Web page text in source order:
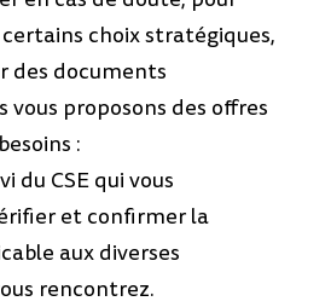
choix stratégiques,
des documents
vous proposons des offres
:
du CSE qui vous
et confirmer la
aux diverses
rencontrez.